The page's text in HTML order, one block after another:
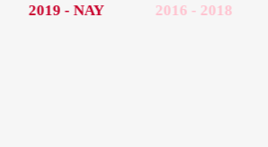
2019 - NAY 2016 - 2018